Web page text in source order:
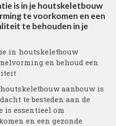
is in je houtskeletbouw
te voorkomen en een
te behouden in je
in houtskeletbouw
en behoud een
aanbouw is
te besteden aan de
is essentieel om
en een gezonde